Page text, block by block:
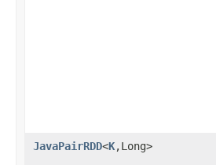
JavaPairRDD<K,Long>